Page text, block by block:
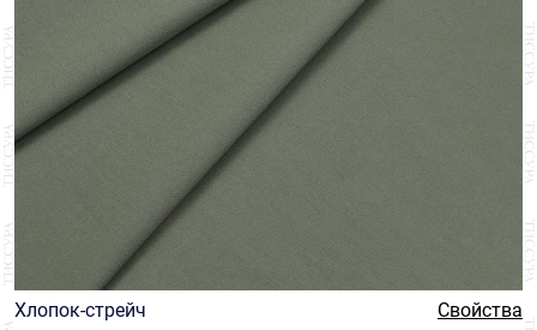
Хлопок-стрейч
Свойства